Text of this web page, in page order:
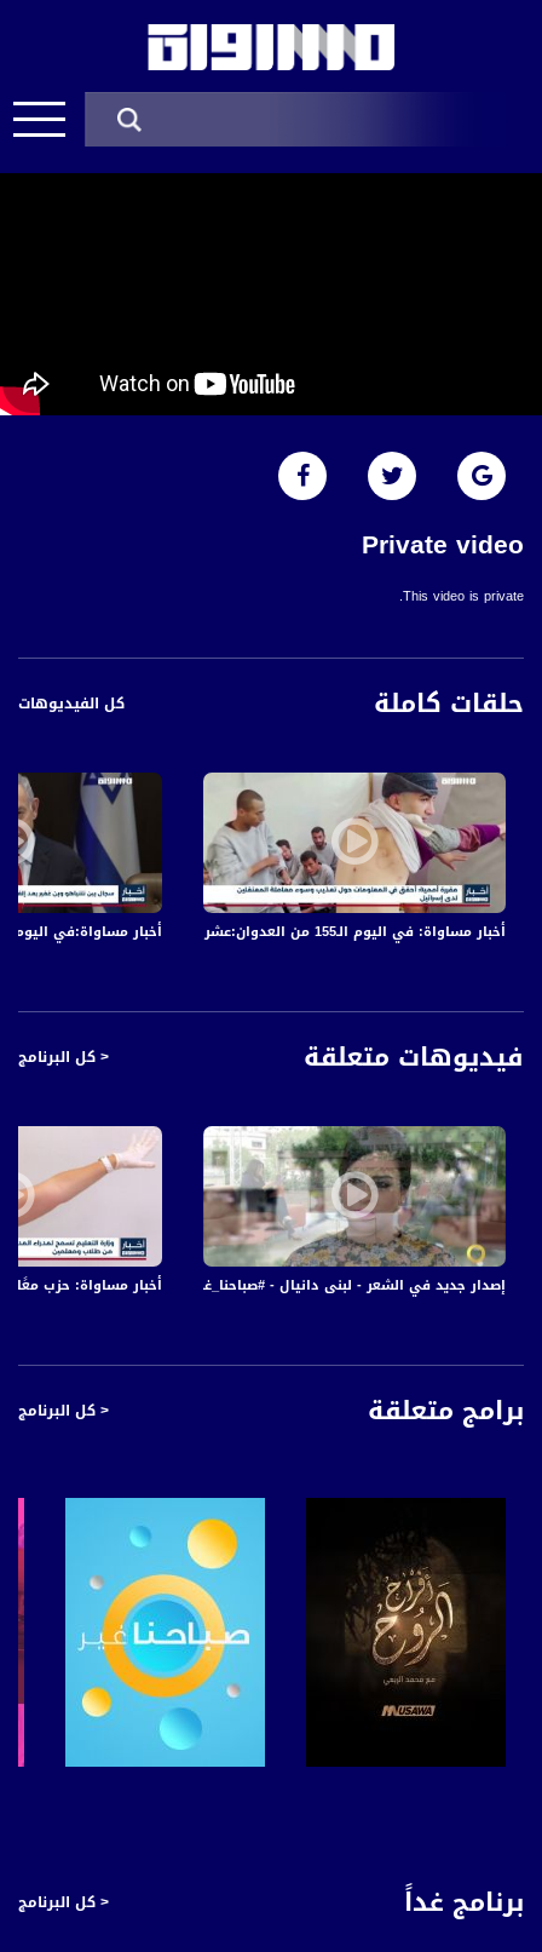
Private video
This video is private.
حلقات كاملة كل الفيديوهات
أخبار مساواة:في اليوم الـ152 من العدوان: عشرات الشهداء والجرحى في قصف الاحتلال المتواصل على أخبار مساواة: في اليوم الـ155 من العدوان:عشرات الشهداء والجرحى في قصف الاحتلال المتواصل على قطاع غزة
فيديوهات متعلقة < كل البرنامج
أخبار مساواة: حزب معًا إصدار جديد في الشعر - لبنى دانيال - #صباحنا_غير- 28-10-2016- قناة مساواة الفضائية
برامج متعلقة < كل البرنامج
برنامج غداً < كل البرنامج